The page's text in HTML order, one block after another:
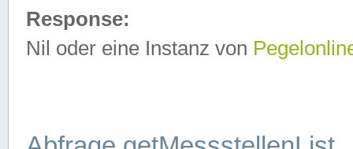
Response:
Nil oder eine Instanz von